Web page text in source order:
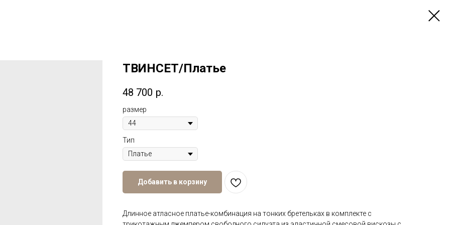
ТВИНСЕТ/Платье
48 700 р.
размер
Тип
Добавить в корзину
Длинное атласное платье-комбинация на тонких бретельках в комплекте с